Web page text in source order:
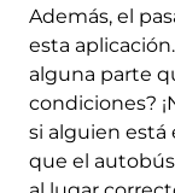
Además, el
esta
alguna parte
condiciones?
si alguien está
que el autobús